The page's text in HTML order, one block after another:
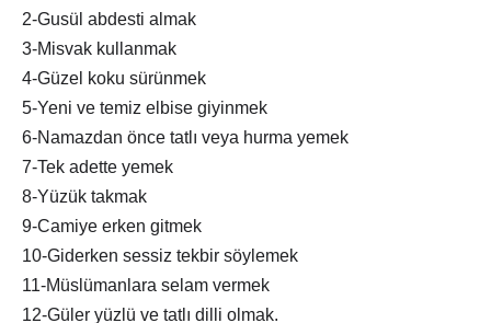
2-Gusül abdesti almak
3-Misvak kullanmak
4-Güzel koku sürünmek
5-Yeni ve temiz elbise giyinmek
6-Namazdan önce tatlı veya hurma yemek
7-Tek adette yemek
8-Yüzük takmak
9-Camiye erken gitmek
10-Giderken sessiz tekbir söylemek
11-Müslümanlara selam vermek
12-Güler yüzlü ve tatlı dilli olmak.